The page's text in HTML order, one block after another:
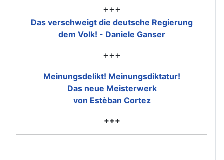
+++
Das verschweigt die deutsche Regierung
dem Volk! - Daniele Ganser
+++
Meinungsdelikt! Meinungsdiktatur!
Das neue Meisterwerk
von Estèban Cortez
+++